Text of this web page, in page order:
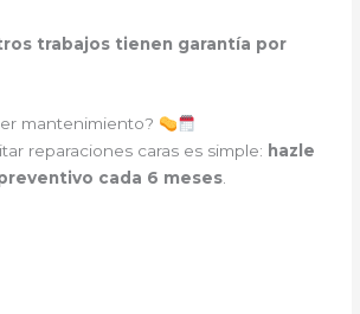
trabajos tienen garantía por
mantenimiento?
reparaciones caras es simple: hazle
cada 6 meses.